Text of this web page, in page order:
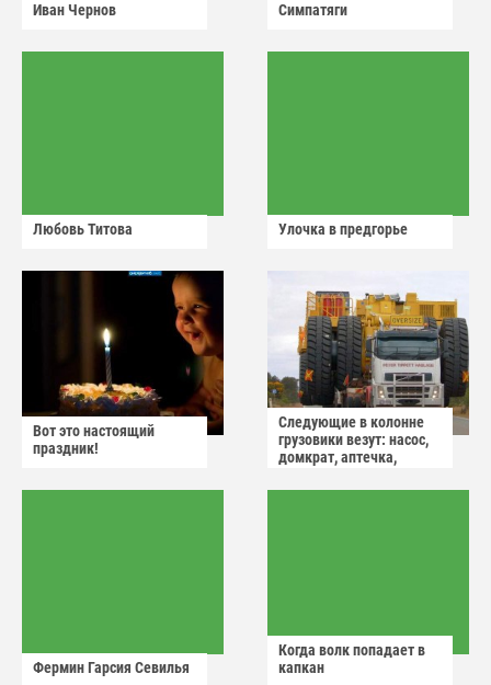
Иван Чернов Симпатяги
Любовь Титова Улочка в предгорье
Вот это настоящий
праздник!
Следующие в колонне
грузовики везут: насос,
домкрат, аптечка,
Фермин Гарсия Севилья
Когда волк попадает в
капкан